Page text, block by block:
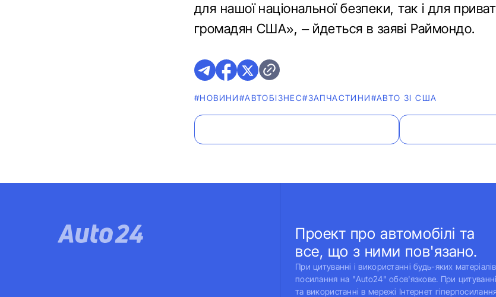
для нашої національної безпеки, так і для
громадян США», – йдеться в заяві Раймондо.
#НОВИНИ#АВТОБІЗНЕС#ЗАПЧАСТИНИ#АВТО ЗІ США
Проект про автомобілі та
все, що з ними пов'язано.
При цитуванні і використанні будь-яких матеріалів
посилання на "Auto24" обов'язкове. При цитуванні
та використанні в мережі Інтернет